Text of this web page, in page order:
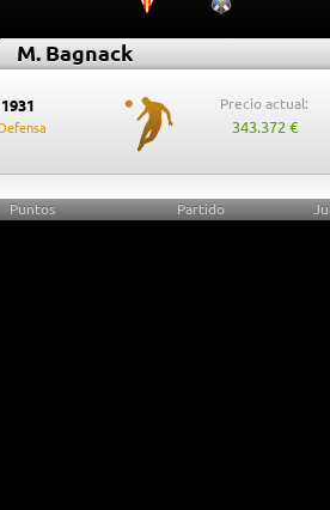
M. Bagnack
1931
Defensa
Precio actual:
343.372 €
Puntos Partido